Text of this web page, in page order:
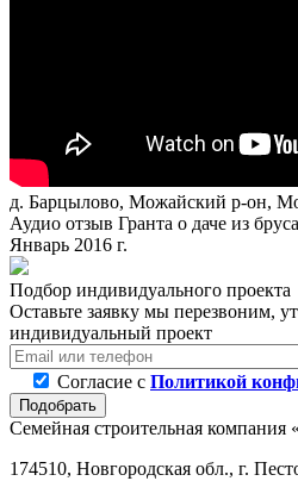
д. Барцылово, Можайский р-он,
Аудио отзыв Гранта о даче из бруса
Январь 2016 г.
Подбор индивидуального проекта
Оставьте заявку мы перезвоним,
индивидуальный проект
Согласие с Политикой
Подобрать
Семейная строительная
174510, Новгородская обл., г.